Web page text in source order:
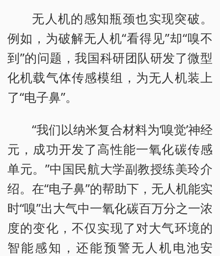
无人机的感知瓶颈也实现突破。
例如，为破解无人机“看得见”却“嗅不
到”的问题，我国科研团队研发了微型
化机载气体传感模组，为无人机装上
了“电子鼻”。
“我们以纳米复合材料为‘嗅觉’神经
元，成功开发了高性能一氧化碳传感
单元。”中国民航大学副教授练美玲介
绍。在“电子鼻”的帮助下，无人机能实
时“嗅”出大气中一氧化碳百万分之一浓
度的变化，不仅实现了对大气环境的
智能感知，还能预警无人机电池安